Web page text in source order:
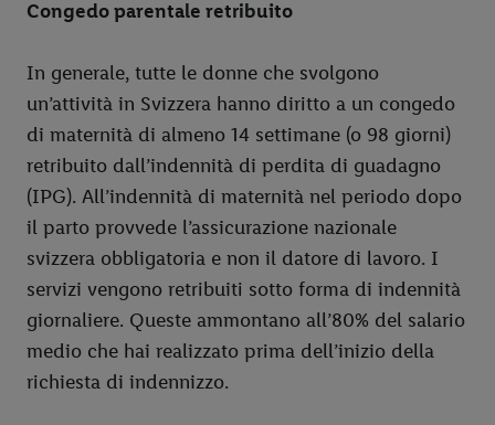
Congedo parentale retribuito
In generale, tutte le donne che svolgono
un’attività in Svizzera hanno diritto a un congedo
di maternità di almeno 14 settimane (o 98 giorni)
retribuito dall’indennità di perdita di guadagno
(IPG). All’indennità di maternità nel periodo dopo
il parto provvede l’assicurazione nazionale
svizzera obbligatoria e non il datore di lavoro. I
servizi vengono retribuiti sotto forma di indennità
giornaliere. Queste ammontano all’80% del salario
medio che hai realizzato prima dell’inizio della
richiesta di indennizzo.